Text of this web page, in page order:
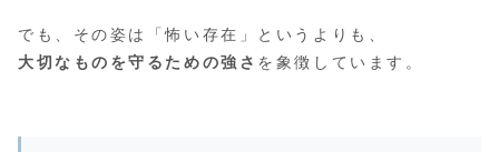
でも、その姿は「怖い存在」というよりも、
大切なものを守るための強さ を象徴しています。